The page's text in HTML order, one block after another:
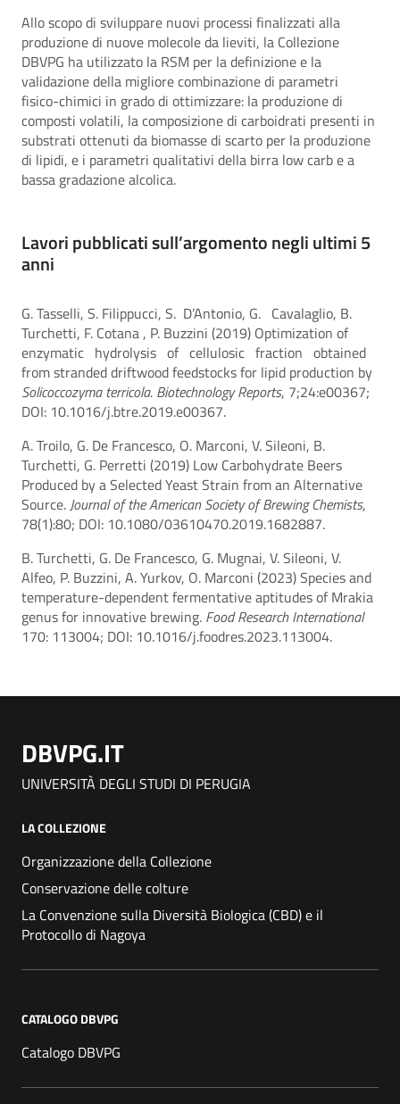
Allo scopo di sviluppare nuovi processi finalizzati alla
produzione di nuove molecole da lieviti, la Collezione
DBVPG ha utilizzato la RSM per la definizione e la
validazione della migliore combinazione di parametri
fisico-chimici in grado di ottimizzare: la produzione di
composti volatili, la composizione di carboidrati presenti in
substrati ottenuti da biomasse di scarto per la produzione
di lipidi, e i parametri qualitativi della birra low carb e a
bassa gradazione alcolica.
Lavori pubblicati sull’argomento negli ultimi 5
anni
G. Tasselli, S. Filippucci, S. D’Antonio, G. Cavalaglio, B.
Turchetti, F. Cotana , P. Buzzini (2019) Optimization of
enzymatic hydrolysis of cellulosic fraction obtained
from stranded driftwood feedstocks for lipid production by
Solicoccozyma terricola. Biotechnology Reports, 7;24:e00367;
DOI: 10.1016/j.btre.2019.e00367.
A. Troilo, G. De Francesco, O. Marconi, V. Sileoni, B.
Turchetti, G. Perretti (2019) Low Carbohydrate Beers
Produced by a Selected Yeast Strain from an Alternative
Source. Journal of the American Society of Brewing Chemists,
78(1):80; DOI: 10.1080/03610470.2019.1682887.
B. Turchetti, G. De Francesco, G. Mugnai, V. Sileoni, V.
Alfeo, P. Buzzini, A. Yurkov, O. Marconi (2023) Species and
temperature-dependent fermentative aptitudes of Mrakia
genus for innovative brewing. Food Research International
170: 113004; DOI: 10.1016/j.foodres.2023.113004.
DBVPG.IT
UNIVERSITÀ DEGLI STUDI DI PERUGIA
LA COLLEZIONE
Organizzazione della Collezione
Conservazione delle colture
La Convenzione sulla Diversità Biologica (CBD) e il
Protocollo di Nagoya
CATALOGO DBVPG
Catalogo DBVPG